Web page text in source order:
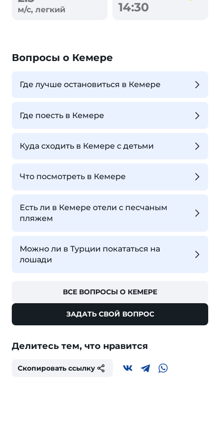
м/с, легкий 14:30
Вопросы о Кемере
Где лучше остановиться в Кемере
Где поесть в Кемере
Куда сходить в Кемере с детьми
Что посмотреть в Кемере
Есть ли в Кемере отели с песчаным
пляжем
Можно ли в Турции покататься на
лошади
ВСЕ ВОПРОСЫ О КЕМЕРЕ
ЗАДАТЬ СВОЙ ВОПРОС
Делитесь тем, что нравится
Скопировать ссылку